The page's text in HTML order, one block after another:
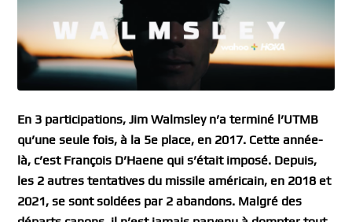
En 3 participations, Jim Walmsley n’a terminé l’UTMB
qu’une seule fois, à la 5e place, en 2017. Cette année-
là, c’est François D’Haene qui s’était imposé. Depuis,
les 2 autres tentatives du missile américain, en 2018 et
2021, se sont soldées par 2 abandons. Malgré des